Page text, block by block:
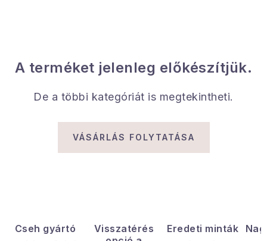
Gyűjtemény
Egészség és szépség
Sport és szabadban
Pohodából importálva - rendezés
A terméket jelenleg előkészítjük.
De a többi kategóriát is megtekintheti.
VÁSÁRLÁS FOLYTATÁSA
Cseh gyártó
Visszatérés
Eredeti minták